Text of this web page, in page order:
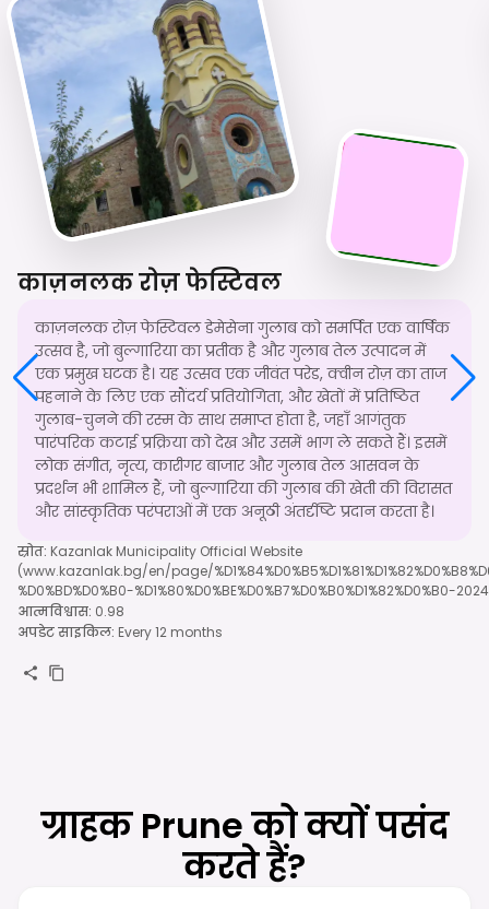
काज़नलक रोज़ फेस्टिवल
काज़नलक रोज़ फेस्टिवल डेमेसेना गुलाब को समर्पित एक वार्षिक
उत्सव है, जो बुल्गारिया का प्रतीक है और गुलाब तेल उत्पादन में
एक प्रमुख घटक है। यह उत्सव एक जीवंत परेड, क्वीन रोज़ का ताज
पहनाने के लिए एक सौंदर्य प्रतियोगिता, और खेतों में प्रतिष्ठित
गुलाब-चुनने की रस्म के साथ समाप्त होता है, जहाँ आगंतुक
पारंपरिक कटाई प्रक्रिया को देख और उसमें भाग ले सकते हैं। इसमें
लोक संगीत, नृत्य, कारीगर बाजार और गुलाब तेल आसवन के
प्रदर्शन भी शामिल हैं, जो बुल्गारिया की गुलाब की खेती की विरासत
और सांस्कृतिक परंपराओं में एक अनूठी अंतर्दृष्टि प्रदान करता है।
स्रोत: Kazanlak Municipality Official Website
(www.kazanlak.bg/en/page/
%D0%BD%D0%B0-%D1%80%D0%BE%D0%B7%D0%B0%D1%82%D0%B0-
आत्मविश्वास: 0.98
अपडेट साइकिल: Every 12 months
ग्राहक Prune को क्यों पसंद
करते हैं?